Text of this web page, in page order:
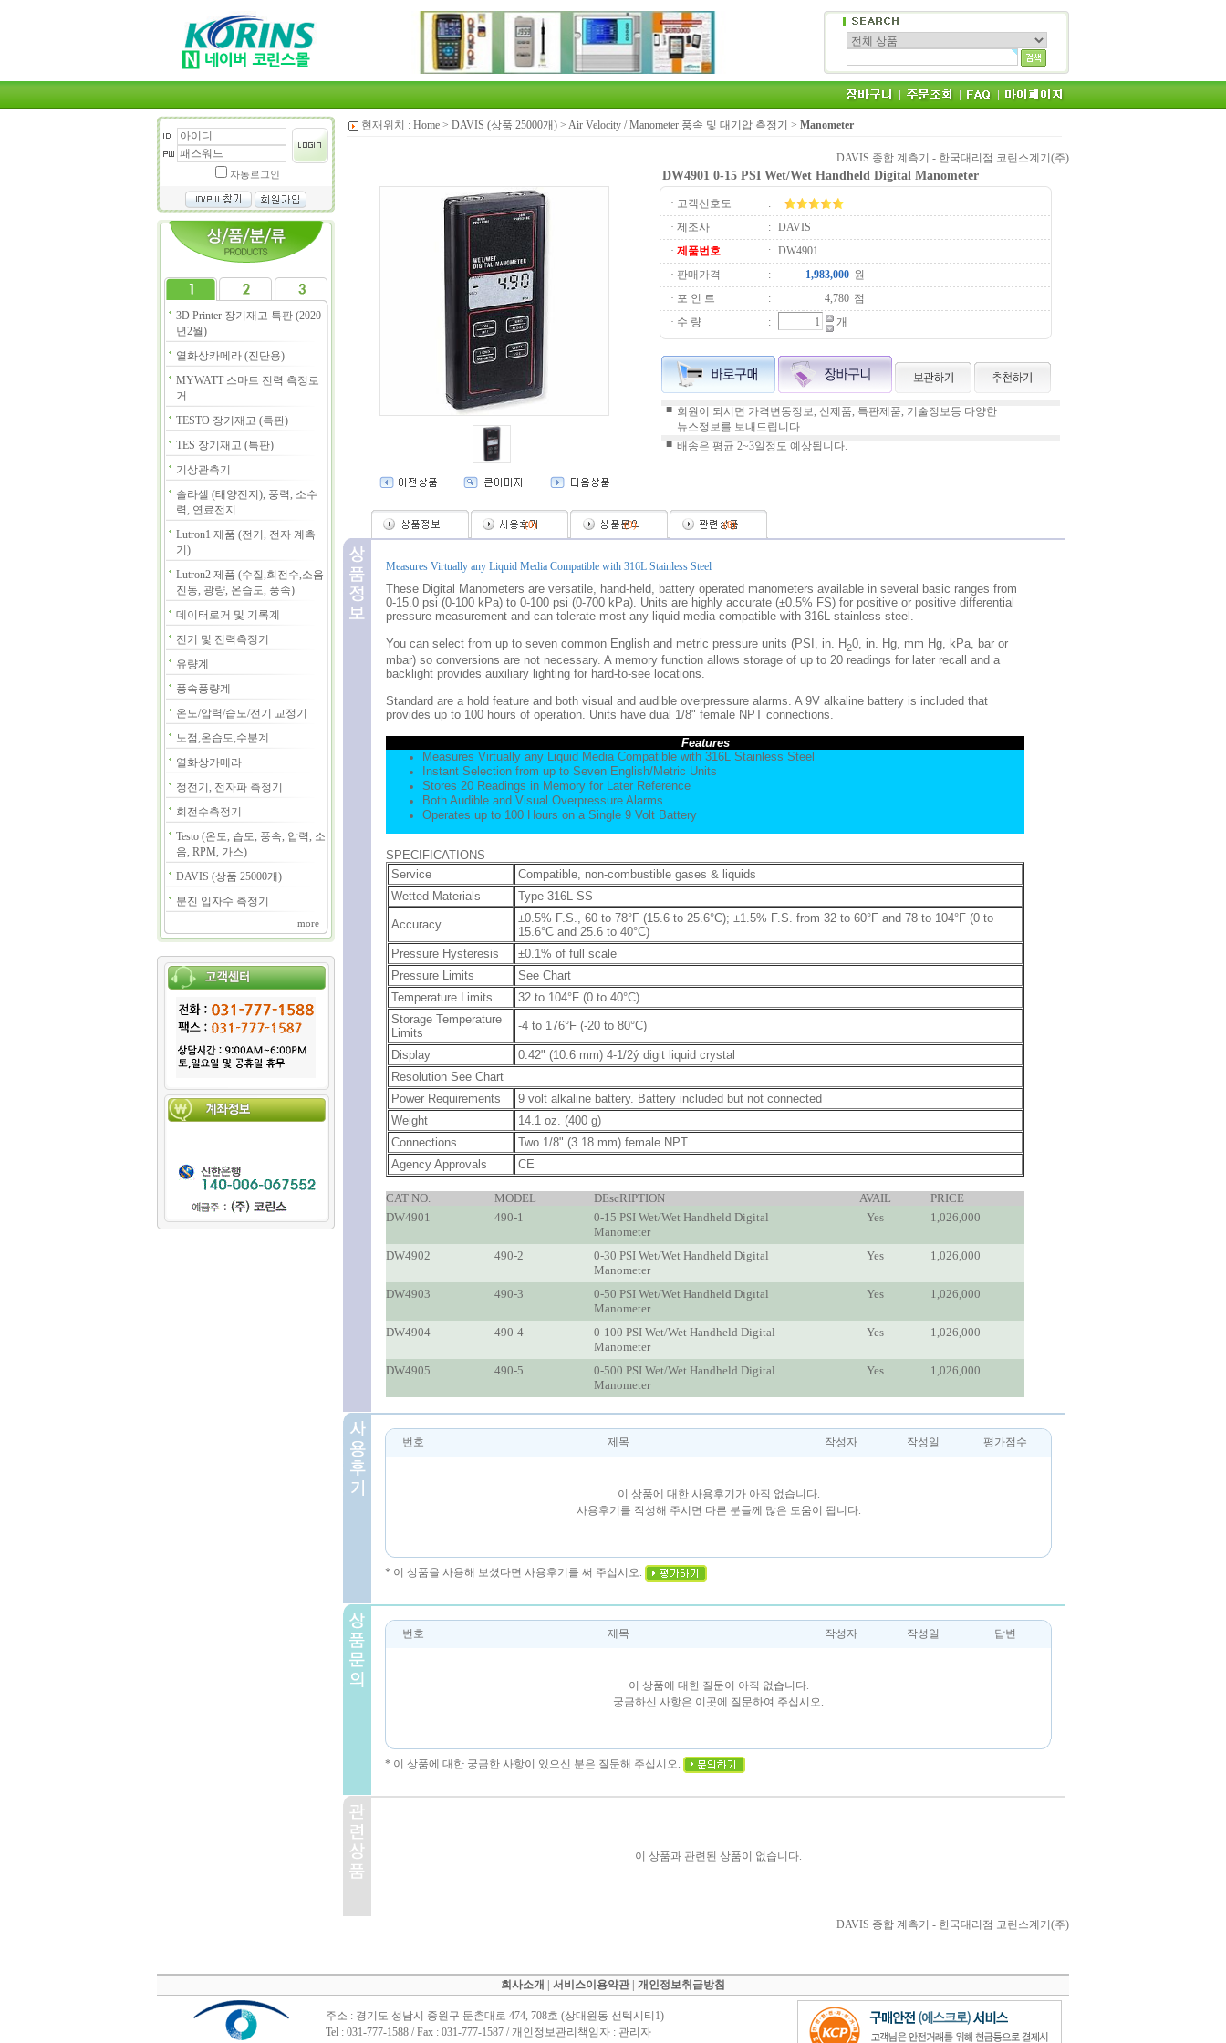
자동로그인
3D Printer 장기재고 특판 (2020
년2월)
열화상카메라 (진단용)
MYWATT 스마트 전력 측정로
거
TESTO 장기재고 (특판)
TES 장기재고 (특판)
기상관측기
솔라셀 (태양전지), 풍력, 소수
력, 연료전지
Lutron1 제품 (전기, 전자 계측
기)
Lutron2 제품 (수질,회전수,소음
진동, 광량, 온습도, 풍속)
데이터로거 및 기록계
전기 및 전력측정기
유량계
풍속풍량계
온도/압력/습도/전기 교정기
노점,온습도,수분계
열화상카메라
정전기, 전자파 측정기
회전수측정기
Testo (온도, 습도, 풍속, 압력, 소
음, RPM, 가스)
DAVIS (상품 25000개)
분진 입자수 측정기
more
현재위치 : Home > DAVIS (상품 25000개) > Air Velocity / Manometer 풍속 및 대기압 측정기 > Manometer
DAVIS 종합 계측기 - 한국대리점 코린스계기(주)
DW4901 0-15 PSI Wet/Wet Handheld Digital Manometer
· 고객선호도
:
· 제조사
:
DAVIS
· 제품번호 :
DW4901
· 판매가격
:
원
· 포 인 트
:
점
· 수 량
: 개
■ 회원이 되시면 가격변동정보, 신제품, 특판제품, 기술정보등 다양한
뉴스정보를 보내드립니다.
■ 배송은 평균 2~3일정도 예상됩니다.
(0) (0) (0)
Measures Virtually any Liquid Media Compatible with 316L Stainless Steel
These Digital Manometers are versatile, hand-held, battery operated manometers available in several basic ranges from
0-15.0 psi (0-100 kPa) to 0-100 psi (0-700 kPa). Units are highly accurate (±0.5% FS) for positive or positive differential
pressure measurement and can tolerate most any liquid media compatible with 316L stainless steel.
You can select from up to seven common English and metric pressure units (PSI, in. H20, in. Hg, mm Hg, kPa, bar or
mbar) so conversions are not necessary. A memory function allows storage of up to 20 readings for later recall and a
backlight provides auxiliary lighting for hard-to-see locations.
Standard are a hold feature and both visual and audible overpressure alarms. A 9V alkaline battery is included that
provides up to 100 hours of operation. Units have dual 1/8" female NPT connections.
Features
Measures Virtually any Liquid Media Compatible with 316L Stainless Steel
Instant Selection from up to Seven English/Metric Units
Stores 20 Readings in Memory for Later Reference
Both Audible and Visual Overpressure Alarms
Operates up to 100 Hours on a Single 9 Volt Battery
SPECIFICATIONS
Service
Compatible, non-combustible gases & liquids
Wetted Materials
Type 316L SS
Accuracy
±0.5% F.S., 60 to 78°F (15.6 to 25.6°C); ±1.5% F.S. from 32 to 60°F and 78 to 104°F (0 to
15.6°C and 25.6 to 40°C)
Pressure Hysteresis
±0.1% of full scale
Pressure Limits
See Chart
Temperature Limits
32 to 104°F (0 to 40°C).
Storage Temperature
Limits
-4 to 176°F (-20 to 80°C)
Display
0.42" (10.6 mm) 4-1/2ý digit liquid crystal
Resolution See Chart
Power Requirements
9 volt alkaline battery. Battery included but not connected
Weight
14.1 oz. (400 g)
Connections
Two 1/8" (3.18 mm) female NPT
Agency Approvals
CE
CAT NO. MODEL DEscRIPTION AVAIL
PRICE
DW4901
490-1
0-15 PSI Wet/Wet Handheld Digital
Manometer
Yes 1,026,000
DW4902 490-2
0-30 PSI Wet/Wet Handheld Digital
Manometer
Yes 1,026,000
DW4903 490-3
0-50 PSI Wet/Wet Handheld Digital
Manometer
Yes 1,026,000
DW4904 490-4
0-100 PSI Wet/Wet Handheld Digital
Manometer
Yes 1,026,000
DW4905 490-5
0-500 PSI Wet/Wet Handheld Digital
Manometer
Yes 1,026,000
번호 제목 작성자 작성일 평가점수
이 상품에 대한 사용후기가 아직 없습니다.
사용후기를 작성해 주시면 다른 분들께 많은 도움이 됩니다.
* 이 상품을 사용해 보셨다면 사용후기를 써 주십시오.
번호 제목 작성자 작성일 답변
이 상품에 대한 질문이 아직 없습니다.
궁금하신 사항은 이곳에 질문하여 주십시오.
* 이 상품에 대한 궁금한 사항이 있으신 분은 질문해 주십시오.
이 상품과 관련된 상품이 없습니다.
DAVIS 종합 계측기 - 한국대리점 코린스계기(주)
회사소개 서비스이용약관| 개인정보취급방침
주소 : 경기도 성남시 중원구 둔촌대로 474, 708호 (상대원동 선텍시티1)
Tel : 031-777-1588 / Fax : 031-777-1587 / 개인정보관리책임자 : 관리자